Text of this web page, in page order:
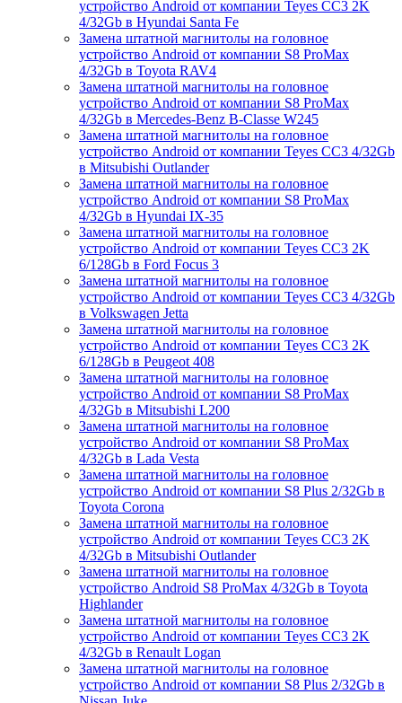
устройство Android от компании Teyes CC3 2K
4/32Gb в Hyundai Santa Fe
Замена штатной магнитолы на головное
устройство Android от компании S8 ProMax
4/32Gb в Toyota RAV4
Замена штатной магнитолы на головное
устройство Android от компании S8 ProMax
4/32Gb в Mercedes-Benz B-Classe W245
Замена штатной магнитолы на головное
устройство Android от компании Teyes CC3 4/32Gb
в Mitsubishi Outlander
Замена штатной магнитолы на головное
устройство Android от компании S8 ProMax
4/32Gb в Hyundai IX-35
Замена штатной магнитолы на головное
устройство Android от компании Teyes CC3 2K
6/128Gb в Ford Focus 3
Замена штатной магнитолы на головное
устройство Android от компании Teyes CC3 4/32Gb
в Volkswagen Jetta
Замена штатной магнитолы на головное
устройство Android от компании Teyes CC3 2K
6/128Gb в Peugeot 408
Замена штатной магнитолы на головное
устройство Android от компании S8 ProMax
4/32Gb в Mitsubishi L200
Замена штатной магнитолы на головное
устройство Android от компании S8 ProMax
4/32Gb в Lada Vesta
Замена штатной магнитолы на головное
устройство Android от компании S8 Plus 2/32Gb в
Toyota Corona
Замена штатной магнитолы на головное
устройство Android от компании Teyes CC3 2K
4/32Gb в Mitsubishi Outlander
Замена штатной магнитолы на головное
устройство Android S8 ProMax 4/32Gb в Toyota
Highlander
Замена штатной магнитолы на головное
устройство Android от компании Teyes CC3 2K
4/32Gb в Renault Logan
Замена штатной магнитолы на головное
устройство Android от компании S8 Plus 2/32Gb в